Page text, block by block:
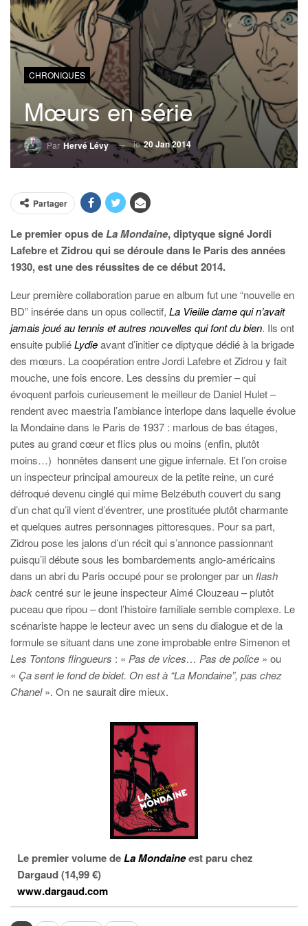
CHRONIQUES
Mœurs en série
Par Hervé Lévy le20 Jan 2014
Partager
Le premier opus deLa Mondaine, diptyque signé Jordi
Lafebre et Zidrou qui se déroule dans le Paris des années
1930, est une des réussites de ce début 2014.
Leur première collaboration parue en album fut une “nouvelle en
BD” insérée dans un opus collectif, La Vieille dame qui n’avait
jamais joué au tennis et autres nouvelles qui font du bien. Ils ont
ensuite publiéLydieavant d’initier ce diptyque dédié à la brigade
des mœurs. La coopération entre Jordi Lafebre et Zidrou y fait
mouche, une fois encore. Les dessins du premier – qui
évoquent parfois curieusement le meilleur de Daniel Hulet –
rendent avec maestria l’ambiance interlope dans laquelle évolue
la Mondaine dans le Paris de 1937 : marlous de bas étages,
putes au grand cœur et flics plus ou moins (enfin, plutôt
moins…) honnêtes dansent une gigue infernale. Et l’on croise
un inspecteur principal amoureux de la petite reine, un curé
défroqué devenu cinglé qui mime Belzébuth couvert du sang
d’un chat qu’il vient d’éventrer, une prostituée plutôt charmante
et quelques autres personnages pittoresques. Pour sa part,
Zidrou pose les jalons d’un récit qui s’annonce passionnant
puisqu’il débute sous les bombardements anglo-américains
dans un abri du Paris occupé pour se prolonger par un flash
backcentré sur le jeune inspecteur Aimé Clouzeau – plutôt
puceau que ripou – dont l’histoire familiale semble complexe. Le
scénariste happe le lecteur avec un sens du dialogue et de la
formule se situant dans une zone improbable entre Simenon et
Les Tontons flingueurs : « Pas de vices… Pas de police » ou
« Ça sent le fond de bidet. On est à “La Mondaine”, pas chez
Chanel». On ne saurait dire mieux.
Le premier volume deLa Mondaineest paru chez
Dargaud (14,99 €)
www.dargaud.com